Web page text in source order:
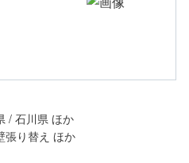
/ 石川県 ほか
張り替え ほか